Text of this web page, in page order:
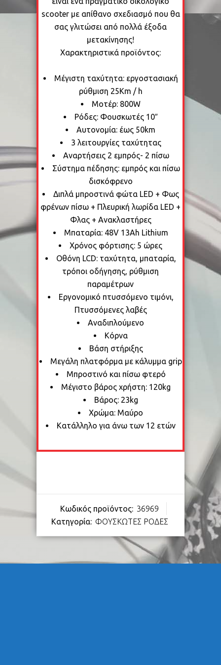
scooter με απίθανο σχεδιασμό που θα
σας γλιτώσει από πολλά έξοδα
μετακίνησης!
Χαρακτηριστικά προϊόντος:
Μέγιστη ταχύτητα: εργοστασιακή
ρύθμιση 25Km / h
Μοτέρ: 800W
Ρόδες: Φουσκωτές 10″
Αυτονομία: έως 50km
3 λειτουργίες ταχύτητας
Αναρτήσεις 2 εμπρός- 2 πίσω
Σύστημα πέδησης: εμπρός και πίσω
δισκόφρενο
Διπλά μπροστινά φώτα LED + Φως
φρένων πίσω + Πλευρική λωρίδα LED +
Φλας + Ανακλαστήρες
Μπαταρία: 48V 13Ah Lithium
Χρόνος φόρτισης: 5 ώρες
Οθόνη LCD: ταχύτητα, μπαταρία,
τρόποι οδήγησης, ρύθμιση
παραμέτρων
Εργονομικό πτυσσόμενο τιμόνι,
Πτυσσόμενες λαβές
Αναδιπλούμενο
Κόρνα
Βάση στήριξης
Μεγάλη πλατφόρμα με κάλυμμα grip
Μπροστινό και πίσω φτερό
Μέγιστο βάρος χρήστη: 120kg
Βάρος: 23kg
Χρώμα: Μαύρο
Κατάλληλο για άνω των 12 ετών
Κωδικός προϊόντος: 36969
Κατηγορία: ΦΟΥΣΚΩΤΕΣ ΡΟΔΕΣ